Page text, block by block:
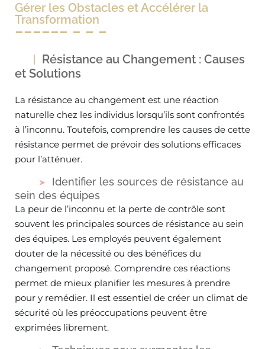
Gérer les Obstacles et Accélérer la
Transformation
Résistance au Changement : Causes
et Solutions
La résistance au changement est une réaction
naturelle chez les individus lorsqu’ils sont confrontés
à l’inconnu. Toutefois, comprendre les causes de cette
résistance permet de prévoir des solutions efficaces
pour l’atténuer.
Identifier les sources de résistance au
sein des équipes
La peur de l’inconnu et la perte de contrôle sont
souvent les principales sources de résistance au sein
des équipes. Les employés peuvent également
douter de la nécessité ou des bénéfices du
changement proposé. Comprendre ces réactions
permet de mieux planifier les mesures à prendre
pour y remédier. Il est essentiel de créer un climat de
sécurité où les préoccupations peuvent être
exprimées librement.